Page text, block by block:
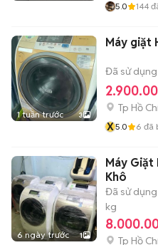
5.0 144
1 tuần trước 3
Máy giặt
Đã sử dụng
Tp Hồ
X5.0 6 đã
6 ngày trước 1
Máy Giặt
Khô
Đã sử dụng
kg
Tp Hồ